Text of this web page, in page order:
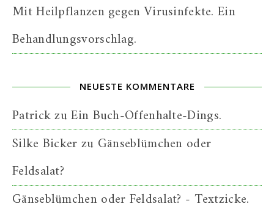
Mit Heilpflanzen gegen Virusinfekte. Ein
Behandlungsvorschlag.
NEUESTE KOMMENTARE
PatrickzuEin Buch-Offenhalte-Dings.
Silke Bickerzu Gänseblümchen oder
Feldsalat?
Gänseblümchen oder Feldsalat? - Textzicke.